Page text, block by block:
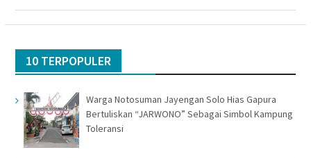
10 TERPOPULER
Warga Notosuman Jayengan Solo Hias Gapura
Bertuliskan “JARWONO” Sebagai Simbol Kampung
Toleransi